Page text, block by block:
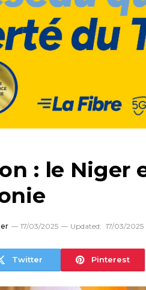
: le Niger
17/03/2025 Updated: 17/03/2025
Twitter Pinterest